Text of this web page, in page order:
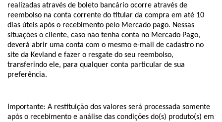
realizadas através de boleto bancário ocorre através de
reembolso na conta corrente do titular da compra em até 10
dias úteis após o recebimento pelo Mercado pago. Nessas
situações o cliente, caso não tenha conta no Mercado Pago,
deverá abrir uma conta com o mesmo e-mail de cadastro no
site da Kevland e fazer o resgate do seu reembolso,
transferindo ele, para qualquer conta particular de sua
preferência.
Importante: A restituição dos valores será processada somente
após o recebimento e análise das condições do(s) produto(s) em